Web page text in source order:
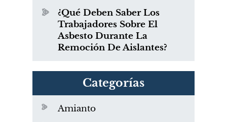
¿Qué Deben Saber Los
Trabajadores Sobre El
Asbesto Durante La
Remoción De Aislantes?
Categorías
Amianto